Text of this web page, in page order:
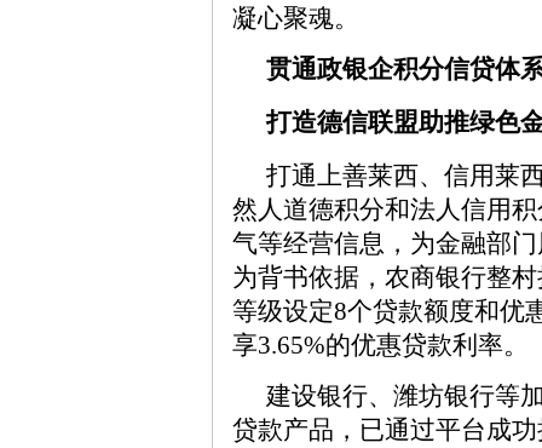
凝心聚魂。
贯通政银企积分信贷体
打造德信联盟助推绿色
打通上善莱西、信用莱
然人道德积分和法人信用
气等经营信息，为金融部
为背书依据，农商银行整
等级设定8个贷款额度和优
享3.65%的优惠贷款利率。
建设银行、潍坊银行等
贷款产品，已通过平台成